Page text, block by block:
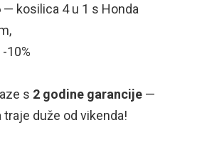
— kosilica 4 u 1 s Honda
10%
s 2 godine garancije —
duže od vikenda!